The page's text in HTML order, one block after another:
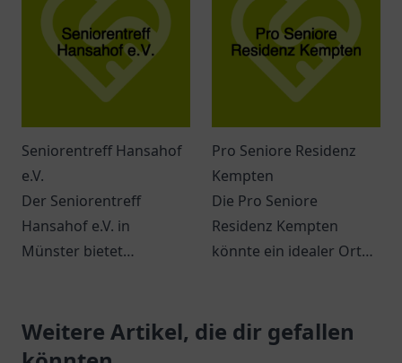
Krankenpflege.
Seniorentreff Hansahof
e.V.
Der Seniorentreff
Hansahof e.V. in
Münster bietet
soziale Kontakte zu
pflegen.
Pro Seniore Residenz
Kempten
Die Pro Seniore
Residenz Kempten
könnte ein idealer Ort
leben und ihrem Alltag
einen neuen Sinn zu
Weitere Artikel, die dir gefallen